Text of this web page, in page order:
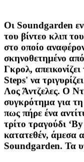
Οι Soundgarden
του βίντεο κλιπ
στο οποίο
σκηνοθετημένο
Γκρολ,
Steps' να
Λος Άντζελες. Ο
συγκρότημα για τη
πως πήρε ένα
τρίτο τραγούδι
κατατεθέν, άμεσα
Soundgarden. Τα